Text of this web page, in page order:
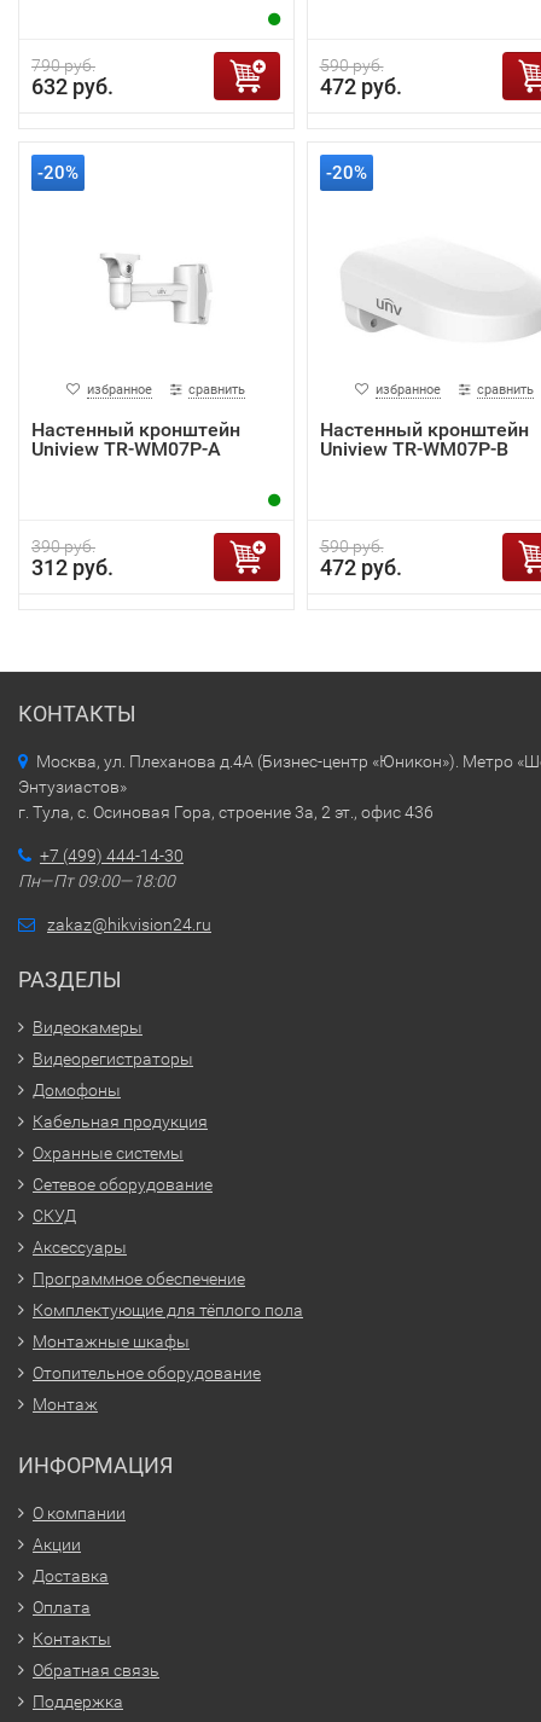
790 руб.
632 руб.
590 руб.
472 руб.
-20%
избранное сравнить
Настенный кронштейн
Uniview TR-WM07P-A
390 руб.
312 руб.
-20%
избранное сравнить
Настенный кронштейн
Uniview TR-WM07P-B
590 руб.
472 руб.
КОНТАКТЫ
Москва, ул. Плеханова д.4А (Бизнес-центр «Юникон»). Метро
Энтузиастов»
г. Тула, с. Осиновая Гора, строение 3а, 2 эт., офис 436
+7 (499) 444-14-30
Пн—Пт 09:00—18:00
zakaz@hikvision24.ru
РАЗДЕЛЫ
Видеокамеры
Видеорегистраторы
Домофоны
Кабельная продукция
Охранные системы
Сетевое оборудование
СКУД
Аксессуары
Программное обеспечение
Комплектующие для тёплого пола
Монтажные шкафы
Отопительное оборудование
Монтаж
ИНФОРМАЦИЯ
О компании
Акции
Доставка
Оплата
Контакты
Обратная связь
Поддержка